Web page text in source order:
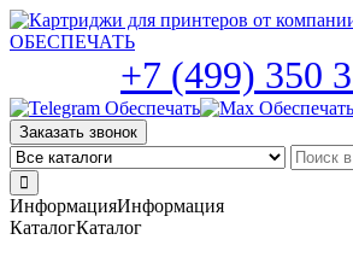
Skip
to
+7 (499) 350
Заказать звонок
ИнформацияИнформация
КаталогКаталог